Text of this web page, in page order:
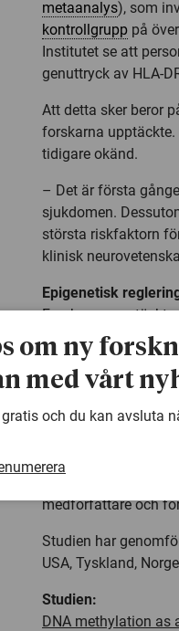
metaanalys), som
kontrollgrupp på
Institutet se att
genuttryck av HLA-
Att detta sker beror
forskarna
tidigare okänd.
– Det är första
sjukdomen.
största riskfaktorn
klinisk
Epigenetisk
Forskarna
fungerar
epigenetiska
därmed minska
behandlingar
man på konstgjord
– Nästan alla
medförfattare och
Studien har
USA, Tyskland,
Studien:
DNA methylation as
om ny
med vårt
gratis och du kan avsluta